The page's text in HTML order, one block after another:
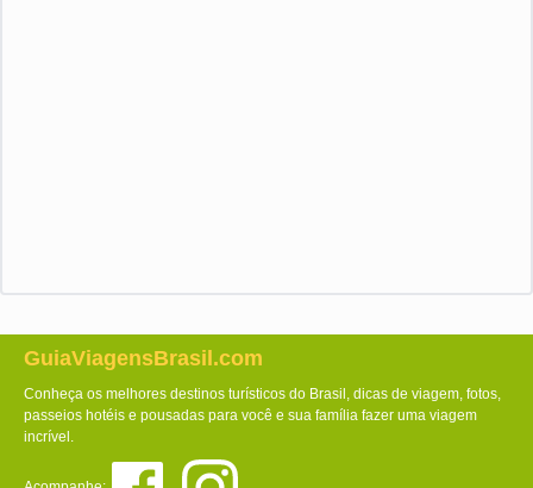
GuiaViagensBrasil.com
Conheça os melhores destinos turísticos do Brasil, dicas de viagem, fotos,
passeios hotéis e pousadas para você e sua família fazer uma viagem
incrível.